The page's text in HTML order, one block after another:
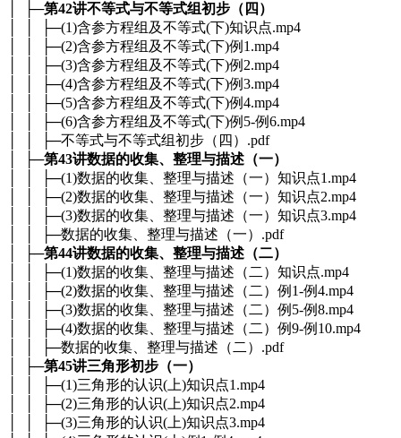
│ ├─第42讲不等式与不等式组初步（四）
│ │ ├─(1)含参方程组及不等式(下)知识点.mp4
│ │ ├─(2)含参方程组及不等式(下)例1.mp4
│ │ ├─(3)含参方程组及不等式(下)例2.mp4
│ │ ├─(4)含参方程组及不等式(下)例3.mp4
│ │ ├─(5)含参方程组及不等式(下)例4.mp4
│ │ ├─(6)含参方程组及不等式(下)例5-例6.mp4
│ │ ├─不等式与不等式组初步（四）.pdf
│ ├─第43讲数据的收集、整理与描述（一）
│ │ ├─(1)数据的收集、整理与描述（一）知识点1.mp4
│ │ ├─(2)数据的收集、整理与描述（一）知识点2.mp4
│ │ ├─(3)数据的收集、整理与描述（一）知识点3.mp4
│ │ ├─数据的收集、整理与描述（一）.pdf
│ ├─第44讲数据的收集、整理与描述（二）
│ │ ├─(1)数据的收集、整理与描述（二）知识点.mp4
│ │ ├─(2)数据的收集、整理与描述（二）例1-例4.mp4
│ │ ├─(3)数据的收集、整理与描述（二）例5-例8.mp4
│ │ ├─(4)数据的收集、整理与描述（二）例9-例10.mp4
│ │ ├─数据的收集、整理与描述（二）.pdf
│ ├─第45讲三角形初步（一）
│ │ ├─(1)三角形的认识(上)知识点1.mp4
│ │ ├─(2)三角形的认识(上)知识点2.mp4
│ │ ├─(3)三角形的认识(上)知识点3.mp4